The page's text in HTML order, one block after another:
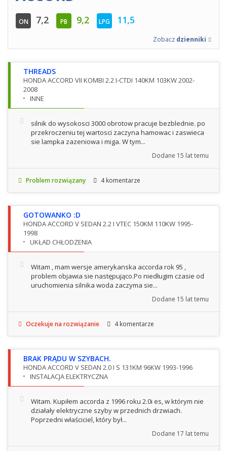
ON 7,2 PB 9,2 LPG 11,5
Zobacz dzienniki
THREADS
HONDA ACCORD VII KOMBI 2.2 I-CTDI 140KM 103KW 2002-
2008
INNE
silnik do wysokosci 3000 obrotow pracuje bezblednie. po
przekroczeniu tej wartosci zaczyna hamowac i zaswieca
sie lampka zazeniowa i miga. W tym...
Dodane 15 lat temu
Problem rozwiązany 4 komentarze
GOTOWANKO :D
HONDA ACCORD V SEDAN 2.2 I VTEC 150KM 110KW 1995-
1998
UKŁAD CHŁODZENIA
Witam , mam wersje amerykanska accorda rok 95 ,
problem objawia sie następująco.Po niedługim czasie od
uruchomienia silnika woda zaczyma sie...
Dodane 15 lat temu
Oczekuje na rozwiązanie 4 komentarze
BRAK PRĄDU W SZYBACH.
HONDA ACCORD V SEDAN 2.0 I S 131KM 96KW 1993-1996
INSTALACJA ELEKTRYCZNA
Witam. Kupiłem accorda z 1996 roku 2.0i es, w którym nie
działały elektryczne szyby w przednich drzwiach.
Poprzedni właściciel, który był...
Dodane 17 lat temu